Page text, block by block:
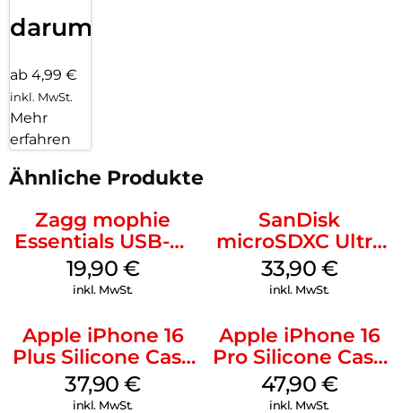
darum!
ab 4,99 €
inkl. MwSt.
Mehr
erfahren
Ähnliche Produkte
Zagg mophie
Essentials USB-C-
20W Charger PD
Weiß
19,90 €
inkl. MwSt.
SanDisk
microSDXC Ultra
128 GB + Adapter
Mobile
33,90 €
inkl. MwSt.
Apple iPhone 16
Plus Silicone Case
MagSafe Lake
Green
37,90€
inkl. MwSt.
Apple iPhone 16
Pro Silicone Case
MagSafe Denim
47,90 €
inkl. MwSt.